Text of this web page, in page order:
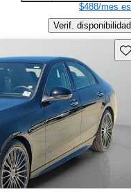
$488/mes
Verif. disponibilidad